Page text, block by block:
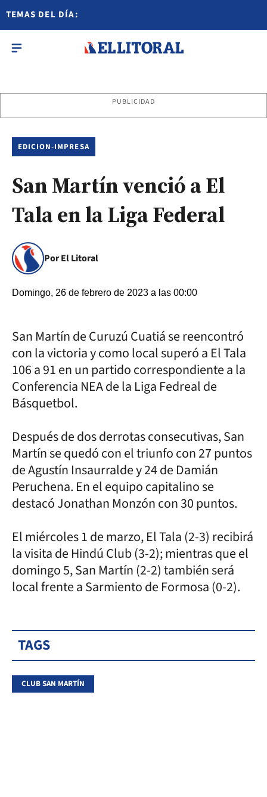
TEMAS DEL DÍA:
PUBLICIDAD
EDICION-IMPRESA
San Martín venció a El
Tala en la Liga Federal
Por El Litoral
Domingo, 26 de febrero de 2023 a las 00:00
San Martín de Curuzú Cuatiá se reencontró
con la victoria y como local superó a El Tala
106 a 91 en un partido correspondiente a la
Conferencia NEA de la Liga Fedreal de
Básquetbol.
Después de dos derrotas consecutivas, San
Martín se quedó con el triunfo con 27 puntos
de Agustín Insaurralde y 24 de Damián
Peruchena. En el equipo capitalino se
destacó Jonathan Monzón con 30 puntos.
El miércoles 1 de marzo, El Tala (2-3) recibirá
la visita de Hindú Club (3-2); mientras que el
domingo 5, San Martín (2-2) también será
local frente a Sarmiento de Formosa (0-2).
TAGS
CLUB SAN MARTÍN